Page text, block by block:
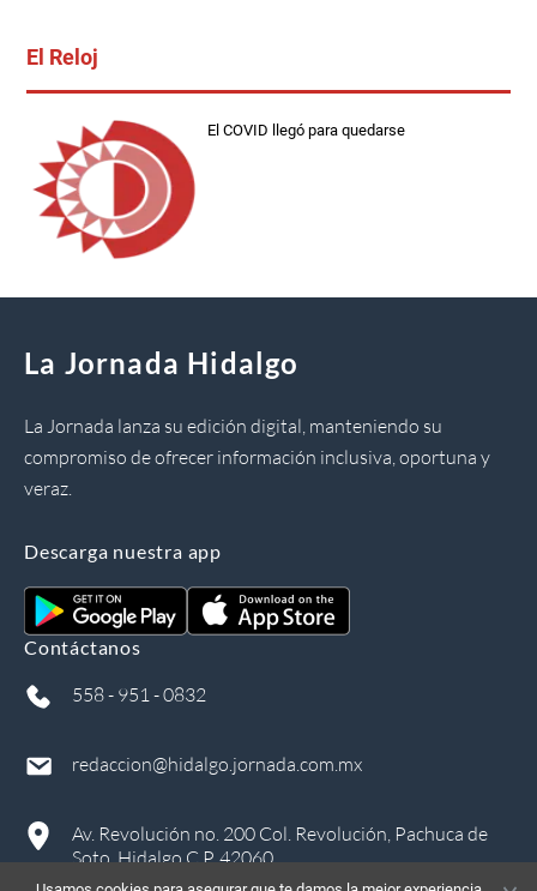
El Reloj
El COVID llegó para quedarse
La Jornada Hidalgo
La Jornada lanza su edición digital, manteniendo su
compromiso de ofrecer información inclusiva, oportuna y
veraz.
Descarga nuestra app
Contáctanos
558 - 951 - 0832
redaccion@hidalgo.jornada.com.mx
Av. Revolución no. 200 Col. Revolución, Pachuca de
Soto, Hidalgo C.P. 42060